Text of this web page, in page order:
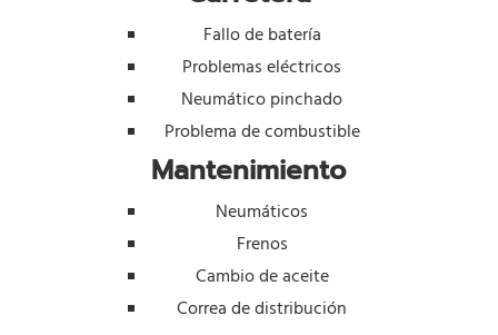
Fallo de batería
Problemas eléctricos
Neumático pinchado
Problema de combustible
Mantenimiento
Neumáticos
Frenos
Cambio de aceite
Correa de distribución